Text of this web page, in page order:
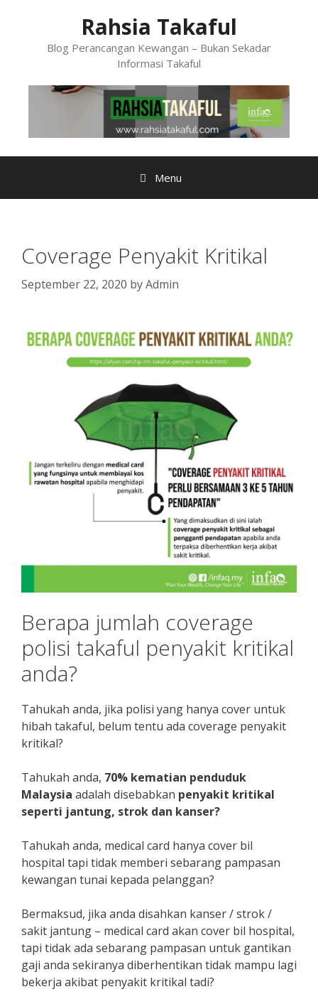
Rahsia Takaful
Blog Perancangan Kewangan – Bukan Sekadar
Informasi Takaful
Menu
Coverage Penyakit Kritikal
September 22, 2020 byAdmin
Berapa jumlah coverage
polisi takaful penyakit kritikal
anda?
Tahukah anda, jika polisi yang hanya cover untuk
hibah takaful, belum tentu ada coverage penyakit
kritikal?
Tahukah anda, 70% kematian penduduk
Malaysia adalah disebabkan penyakit kritikal
seperti jantung, strok dan kanser?
Tahukah anda, medical card hanya cover bil
hospital tapi tidak memberi sebarang pampasan
kewangan tunai kepada pelanggan?
Bermaksud, jika anda disahkan kanser / strok /
sakit jantung – medical card akan cover bil hospital,
tapi tidak ada sebarang pampasan untuk gantikan
gaji anda sekiranya diberhentikan tidak mampu lagi
bekerja akibat penyakit kritikal tadi?